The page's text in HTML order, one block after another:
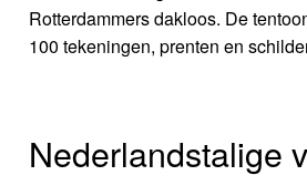
Rotterdammers dakloos. De
100 tekeningen, prenten en
Nederlandstalige